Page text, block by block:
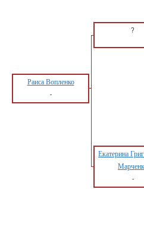
?
Раиса Вопленко
-
Екатерина
-